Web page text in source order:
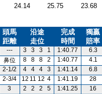
24.14 25.75
23.68
頭馬
距離
沿途
走位
完成
時間
獨贏
賠率
--- 3 3 3 1 1:40.77
6.3
鼻位 8 8 8 2 1:40.77
4.1
2-1/2 4 4 4 3 1:41.14
6.8
2-3/4 12 11 12 4 1:41.19
28
3 2 2 2 5 1:41.25
16